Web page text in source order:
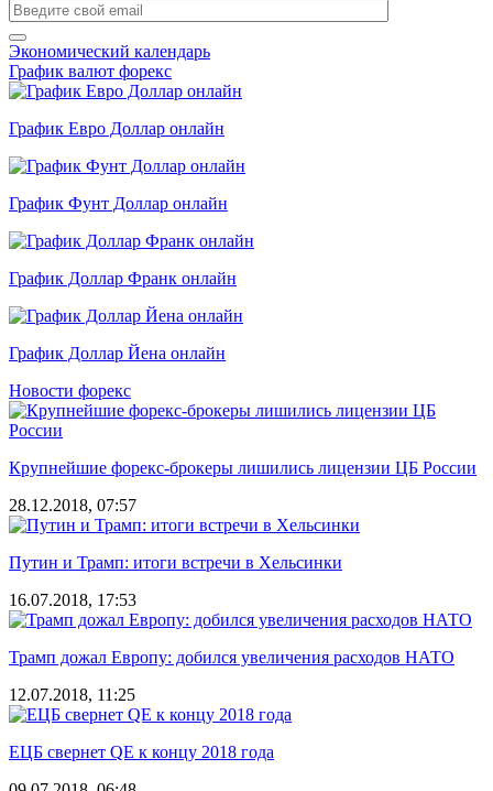
Экономический календарь
График валют форекс
График Евро Доллар онлайн
График Фунт Доллар онлайн
График Доллар Франк онлайн
График Доллар Йена онлайн
Новости форекс
Крупнейшие форекс-брокеры лишились лицензии ЦБ России
28.12.2018, 07:57
Путин и Трамп: итоги встречи в Хельсинки
16.07.2018, 17:53
Трамп дожал Европу: добился увеличения расходов НАТО
12.07.2018, 11:25
ЕЦБ свернет QE к концу 2018 года